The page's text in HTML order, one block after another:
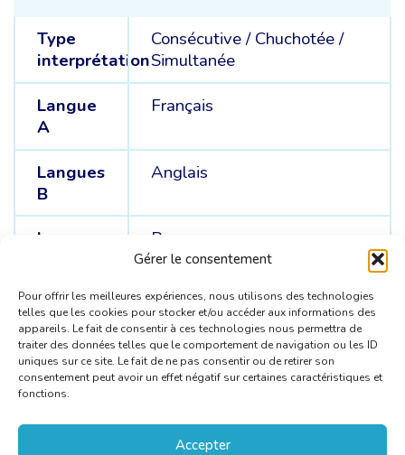
Gérer le consentement
Pour offrir les meilleures expériences, nous utilisons des technologies
telles que les cookies pour stocker et/ou accéder aux informations des
appareils. Le fait de consentir à ces technologies nous permettra de
traiter des données telles que le comportement de navigation ou les ID
uniques sur ce site. Le fait de ne pas consentir ou de retirer son
consentement peut avoir un effet négatif sur certaines caractéristiques et
fonctions.
Accepter
Type
interprétation
Consécutive/Chuchotée/
Simultanée
Langue
A
Français
Langues
B
Anglais
Langues
Russe